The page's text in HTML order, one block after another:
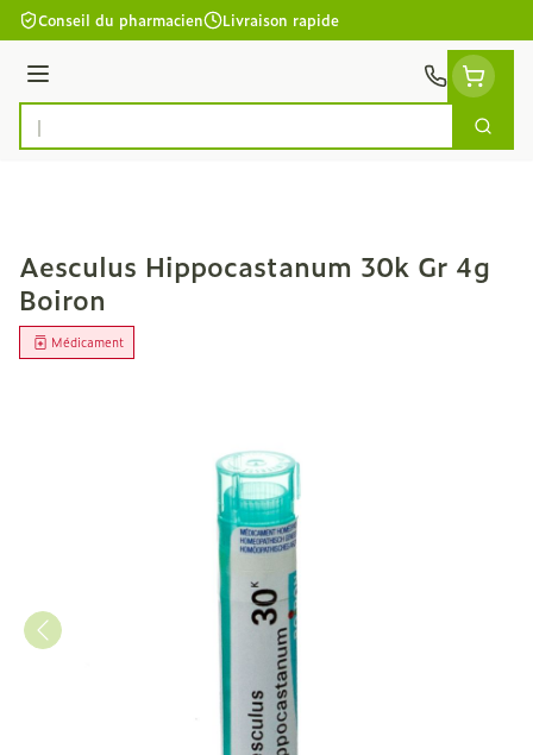
Aller au contenu
Conseil du pharmacien Livraison rapide
Menu
Rechercher
Aesculus Hippocastanum 30k Gr 4g
Boiron
Médicament